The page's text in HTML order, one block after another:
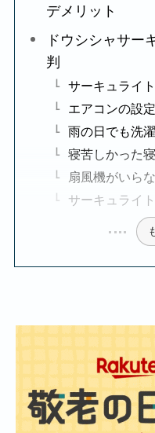
デメリット
ドウシシャサー
判
サーキュライ
エアコンの設
雨の日でも洗
寝苦しかった
扇風機がいら
サーキュライ